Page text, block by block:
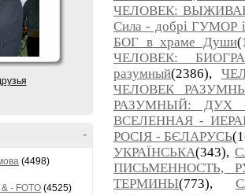
-
(4498)
- FOTO (4525)
ЧЕЛОВЕК:
Сила - добрі ГУМОР
БОГ в храме Души
ЧЕЛОВЕК:
разумный(2386),
ЧЕЛОВЕК
РАЗУМНЫЙ:
ВСЕЛЕННАЯ -
РОСІЯ - БЄЛАРУСЬ
УКРАЇНСЬКА(343),
ПИСЬМЕННОСТЬ,
ТЕРМИНЫ(773),